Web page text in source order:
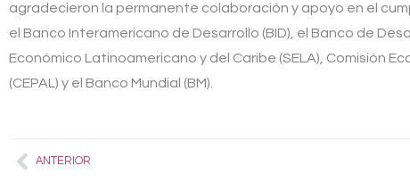
agradecieron la permanente colaboración y apoyo en el
el Banco Interamericano de Desarrollo (BID), el Banco de
Económico Latinoamericano y del Caribe (SELA), Comisión
(CEPAL) y el Banco Mundial (BM).
Prev
ANTERIOR